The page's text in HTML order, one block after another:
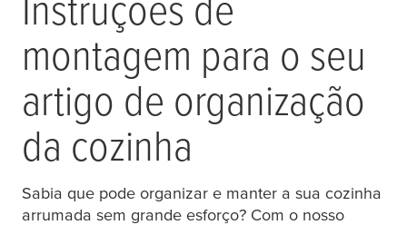
montagem para o seu
artigo de organização
da cozinha
Sabia que pode organizar e manter a sua cozinha
arrumada sem grande esforço? Com o nosso